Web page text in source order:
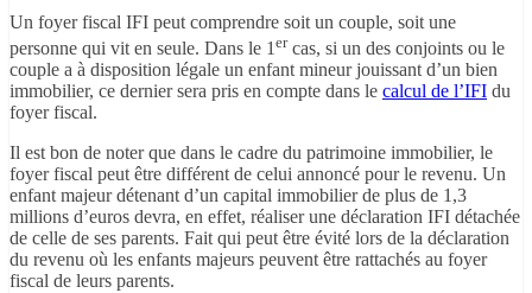
Un foyer fiscal IFI peut comprendre soit un couple, soit une
personne qui vit en seule. Dans le 1 ercas, si un des conjoints ou le
couple a à disposition légale un enfant mineur jouissant d’un bien
immobilier, ce dernier sera pris en compte dans le calcul de l’IFI du
foyer fiscal.
Il est bon de noter que dans le cadre du patrimoine immobilier, le
foyer fiscal peut être différent de celui annoncé pour le revenu. Un
enfant majeur détenant d’un capital immobilier de plus de 1,3
millions d’euros devra, en effet, réaliser une déclaration IFI détachée
de celle de ses parents. Fait qui peut être évité lors de la déclaration
du revenu où les enfants majeurs peuvent être rattachés au foyer
fiscal de leurs parents.